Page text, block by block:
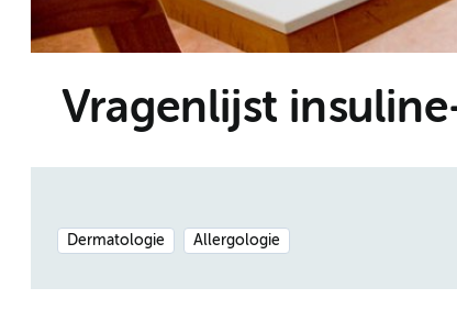
Vragenlijst
Dermatologie Allergologie